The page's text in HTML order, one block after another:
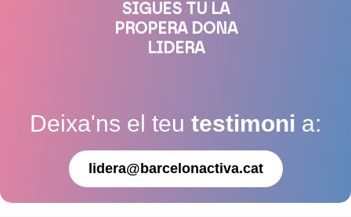
SIGUES TU LA
PROPERA DONA
LIDERA
Deixa'ns el teu testimoni a:
lidera@barcelonactiva.cat